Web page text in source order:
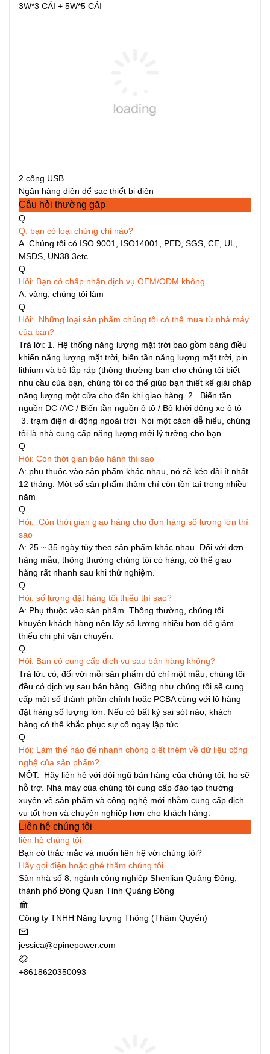
3W*3 CÁI + 5W*5 CÁI
2 cổng USB
Ngân hàng điện để sạc thiết bị điện
Câu hỏi thường gặp
Q
Q. bạn có loại chứng chỉ nào?
A. Chúng tôi có ISO 9001, ISO14001, PED, SGS, CE, UL,
MSDS, UN38.3etc
Q
Hỏi: Bạn có chấp nhận dịch vụ OEM/ODM không
A: vâng, chúng tôi làm
Q
Hỏi: Những loại sản phẩm chúng tôi có thể mua từ nhà máy
của bạn?
Trả lời: 1. Hệ thống năng lượng mặt trời bao gồm bảng điều
khiển năng lượng mặt trời, biến tần năng lượng mặt trời, pin
lithium và bộ lắp ráp (thông thường bạn cho chúng tôi biết
nhu cầu của bạn, chúng tôi có thể giúp bạn thiết kế giải pháp
năng lượng một cửa cho đến khi giao hàng 2. Biến tần
nguồn DC /AC / Biến tần nguồn ô tô / Bộ khởi động xe ô tô
3. trạm điện di động ngoài trời Nói một cách dễ hiểu, chúng
tôi là nhà cung cấp năng lượng mới lý tưởng cho bạn..
Q
Hỏi: Còn thời gian bảo hành thì sao
A: phụ thuộc vào sản phẩm khác nhau, nó sẽ kéo dài ít nhất
12 tháng. Một số sản phẩm thậm chí còn tồn tại trong nhiều
năm
Q
Hỏi: Còn thời gian giao hàng cho đơn hàng số lượng lớn thì
sao
A: 25 ~ 35 ngày tùy theo sản phẩm khác nhau. Đối với đơn
hàng mẫu, thông thường chúng tôi có hàng, có thể giao
hàng rất nhanh sau khi thử nghiệm.
Q
Hỏi: số lượng đặt hàng tối thiểu thì sao?
A: Phụ thuộc vào sản phẩm. Thông thường, chúng tôi
khuyên khách hàng nên lấy số lượng nhiều hơn để giảm
thiểu chi phí vận chuyển.
Q
Hỏi: Bạn có cung cấp dịch vụ sau bán hàng không?
Trả lời: có, đối với mỗi sản phẩm dù chỉ một mẫu, chúng tôi
đều có dịch vụ sau bán hàng. Giống như chúng tôi sẽ cung
cấp một số thành phần chính hoặc PCBA cùng với lô hàng
đặt hàng số lượng lớn. Nếu có bất kỳ sai sót nào, khách
hàng có thể khắc phục sự cố ngay lập tức.
Q
Hỏi: Làm thế nào để nhanh chóng biết thêm về dữ liệu công
nghệ của sản phẩm?
MỘT: Hãy liên hệ với đội ngũ bán hàng của chúng tôi, họ sẽ
hỗ trợ. Nhà máy của chúng tôi cung cấp đào tạo thường
xuyên về sản phẩm và công nghệ mới nhằm cung cấp dịch
vụ tốt hơn và chuyên nghiệp hơn cho khách hàng.
Liên hệ chúng tôi
liên hệ chúng tôi
Bạn có thắc mắc và muốn liên hệ với chúng tôi?
Hãy gọi điện hoặc ghé thăm chúng tôi.
Sàn nhà số 8, ngành công nghiệp Shenlian Quảng Đông,
thành phố Đông Quan Tỉnh Quảng Đông
Công ty TNHH Năng lượng Thông (Thâm Quyến)
jessica@epinepower.com
+8618620350093